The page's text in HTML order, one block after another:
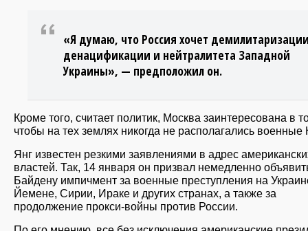
«Я думаю, что Россия хочет
денацификации и нейтралитета Западной
Украины», — предположил он.
Кроме того, считает политик, Москва заинтересована в
чтобы на тех землях никогда не располагались
Янг известен резкими заявлениями в адрес
властей. Так, 14 января он призвал немедленно
Байдену импичмент за военные преступления на
Йемене, Сирии, Ираке и других странах, а также за
продолжение прокси-войны против России.